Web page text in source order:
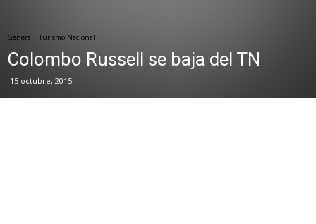
General Turismo Nacional
Colombo Russell se baja del TN
15 octubre, 2015